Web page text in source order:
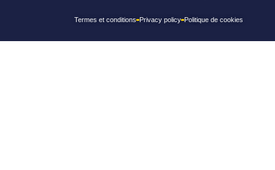
Termes et conditions Privacy policy Politique de cookies